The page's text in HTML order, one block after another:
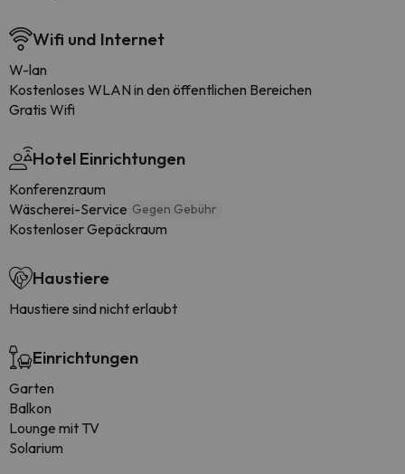
Wifi und Internet
W-lan
Kostenloses WLAN in den öffentlichen Bereichen
Gratis Wifi
Hotel Einrichtungen
Konferenzraum
Wäscherei-Service Gegen Gebühr
Kostenloser Gepäckraum
Haustiere
Haustiere sind nicht erlaubt
Einrichtungen
Garten
Balkon
Lounge mit TV
Solarium